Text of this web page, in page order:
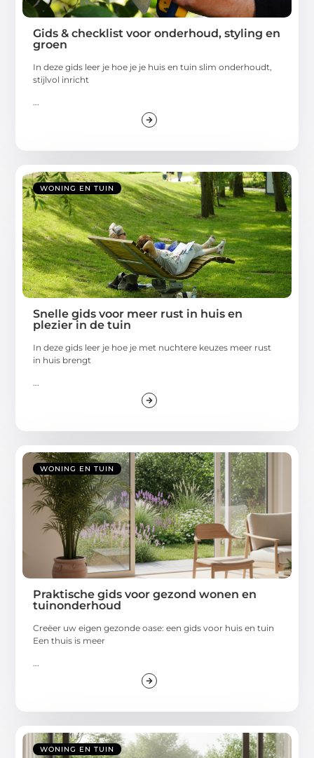
Gids & checklist voor onderhoud, styling en
groen
In deze gids leer je hoe je je huis en tuin slim onderhoudt,
stijlvol inricht
...
WONING EN TUIN
Snelle gids voor meer rust in huis en
plezier in de tuin
In deze gids leer je hoe je met nuchtere keuzes meer rust
in huis brengt
...
WONING EN TUIN
Praktische gids voor gezond wonen en
tuinonderhoud
Creëer uw eigen gezonde oase: een gids voor huis en tuin
Een thuis is meer
...
WONING EN TUIN